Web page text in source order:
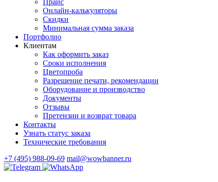
Прайс
Онлайн-калькуляторы
Скидки
Минимальная сумма заказа
Портфолио
Клиентам
Как оформить заказ
Сроки исполнения
Цветопроба
Разрешение печати, рекомендации
Оборудование и производство
Документы
Отзывы
Претензии и возврат товара
Контакты
Узнать статус заказа
Технические требования
+7 (495) 988-09-69 mail@wowbanner.ru